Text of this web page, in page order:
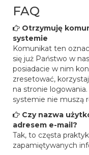
FAQ
Otrzymuję
systemie
Komunikat ten
się już Państwo w
posiadacie w nim
zresetować,
na stronie
systemie nie muszą
Czy nazwa
adresem e-mail?
Tak, to częsta
zapamiętywanych